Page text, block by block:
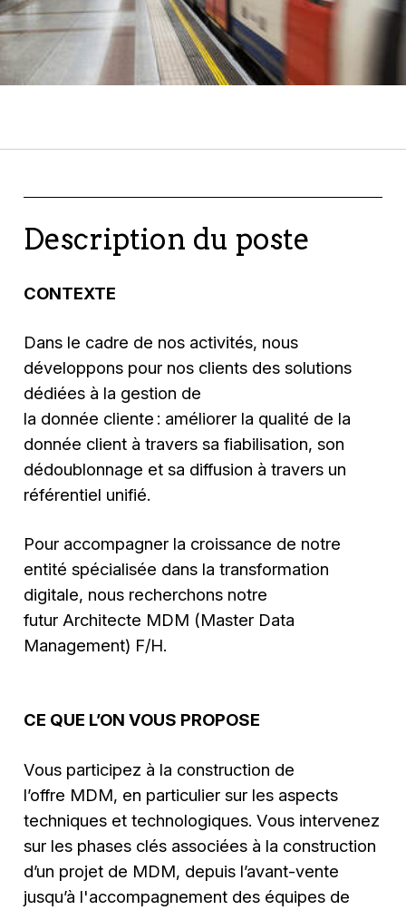
Description du poste
CONTEXTE
Dans le cadre de nos activités, nous
développons pour nos clients des solutions
dédiées à la gestion de
la donnée cliente : améliorer la qualité de la
donnée client à travers sa fiabilisation, son
dédoublonnage et sa diffusion à travers un
référentiel unifié.
Pour accompagner la croissance de notre
entité spécialisée dans la transformation
digitale, nous recherchons notre
futur Architecte MDM (Master Data
Management) F/H.
CE QUE L’ON VOUS PROPOSE
Vous participez à la construction de
l’offre MDM, en particulier sur les aspects
techniques et technologiques. Vous intervenez
sur les phases clés associées à la construction
d’un projet de MDM, depuis l’avant-vente
jusqu’à l'accompagnement des équipes de